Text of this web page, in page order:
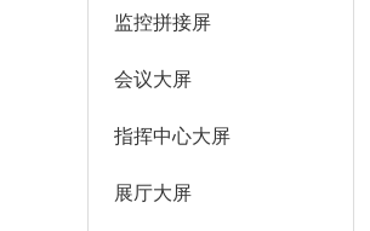
监控拼接屏
会议大屏
指挥中心大屏
展厅大屏